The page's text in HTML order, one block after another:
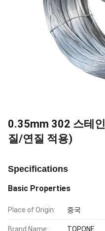
0.35mm 302 스테
질/연질 적용)
Specifications
Basic Properties
Place of Origin: 중국
Brand Name: TOPONE